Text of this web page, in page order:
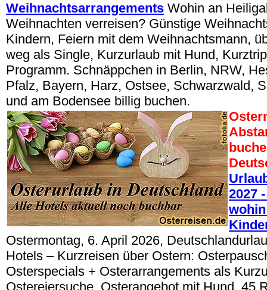
Weihnachtsarrangements Wohin an
Weihnachten verreisen? Günstige
Kindern, Feiern mit dem Weihnachtsmann,
weg als Single, Kurzurlaub mit Hund,
Programm. Schnäppchen in Berlin, NRW,
Pfalz, Bayern, Harz, Ostsee, Schwarzwald,
und am Bodensee billig buchen.
2027
Ostermontag, 6. April 2026,
Hotels – Kurzreisen über Ostern:
Osterspecials + Osterarrangements als
Ostereiersuche. Osterangebot mit Hund. 45